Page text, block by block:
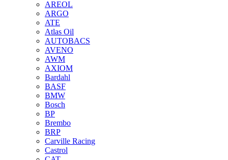
AREOL
ARGO
ATE
Atlas Oil
AUTOBACS
AVENO
AWM
AXIOM
Bardahl
BASF
BMW
Bosch
BP
Brembo
BRP
Carville Racing
Castrol